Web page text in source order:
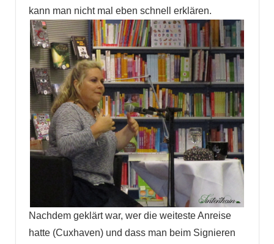
kann man nicht mal eben schnell erklären.
Nachdem geklärt war, wer die weiteste Anreise
hatte (Cuxhaven) und dass man beim Signieren